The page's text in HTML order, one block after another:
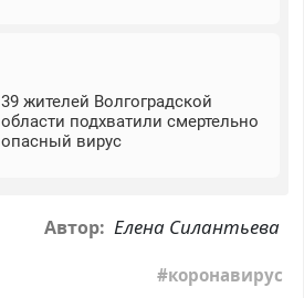
39 жителей Волгоградской
области подхватили смертельно
опасный вирус
Автор: Елена Силантьева
коронавирус